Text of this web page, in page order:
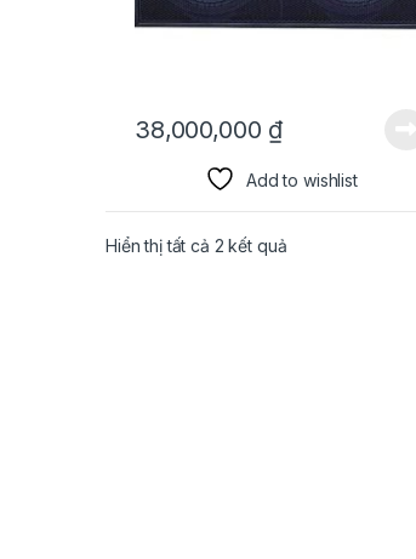
38,000,000 ₫
Add to wishlist
Hiển thị tất cả 2 kết quả